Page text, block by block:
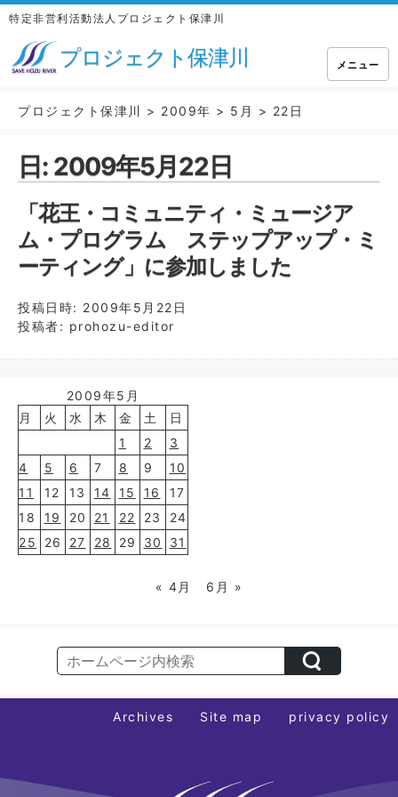
特定非営利活動法人プロジェクト保津川
プロジェクト保津川 メニュー
プロジェクト保津川 > 2009年 > 5月 > 22日
日: 2009年5月22日
「花王・コミュニティ・ミュージア
ム・プログラム ステップアップ・ミ
ーティング」に参加しました
投稿日時: 2009年5月22日
投稿者: prohozu-editor
2009年5月
月
火 水 木 金 土
日
1
2
3
4
5 6 7 8 9
10
11
12 13 14 15 16
17
18
19 20 21 22 23
24
25
26 27 28 29 30 31
« 4月 6月 »
Archives Site map privacy policy